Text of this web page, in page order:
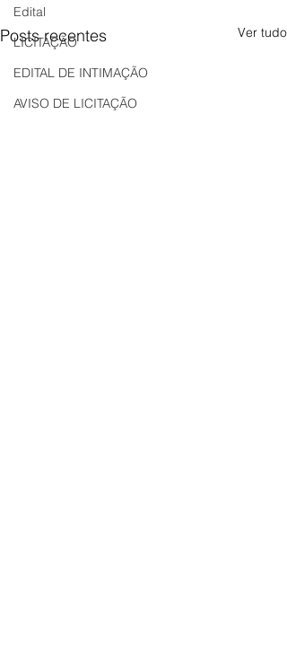
Edital
LICITAÇÃO
EDITAL DE INTIMAÇÃO
AVISO DE LICITAÇÃO
Posts recentes Ver tudo